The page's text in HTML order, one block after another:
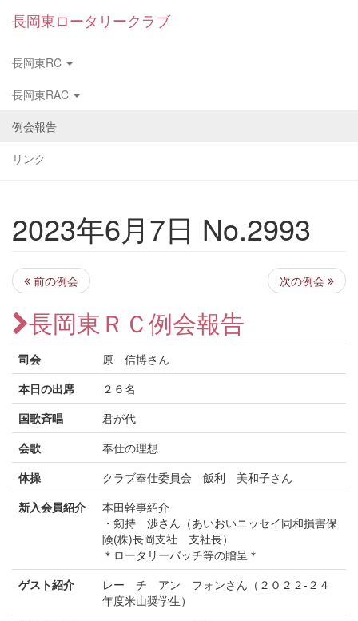
長岡東ロータリークラブ
長岡東RC
長岡東RAC
例会報告
リンク
2023年6月7日 No.2993
前の例会 次の例会
長岡東ＲＣ例会報告
司会
原 信博さん
本日の出席
２６名
国歌斉唱
君が代
会歌
奉仕の理想
体操
クラブ奉仕委員会 飯利 美和子さん
新入会員紹介
本田幹事紹介
・剱持 渉さん（あいおいニッセイ同和損害保
険(株)長岡支社 支社長）
＊ロータリーバッチ等の贈呈＊
ゲスト紹介
レー チ アン フォンさん（２０２２-２４
年度米山奨学生）